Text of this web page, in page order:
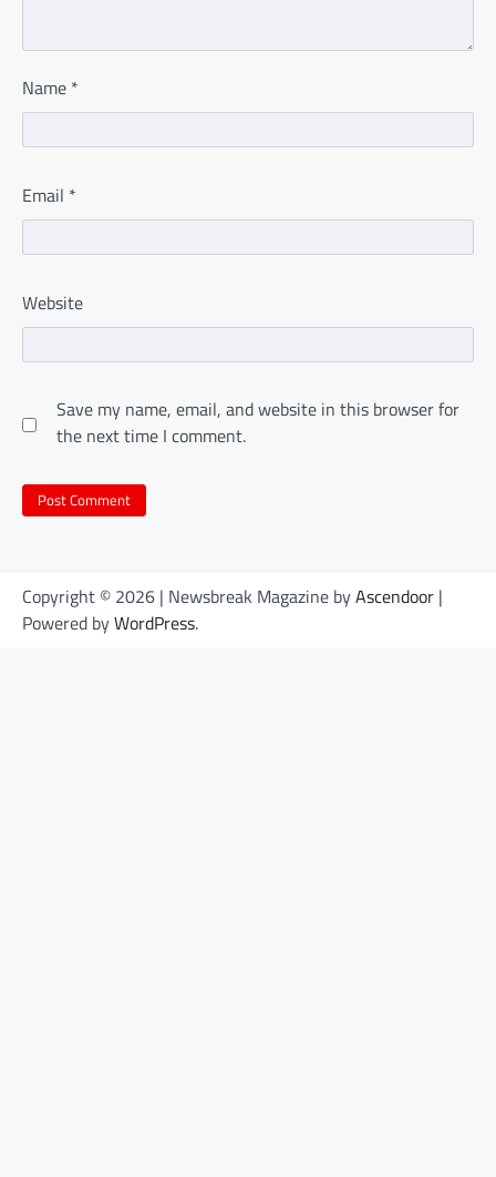
Name *
Email *
Website
Save my name, email, and website in this browser for
the next time I comment.
Copyright © 2026 | Newsbreak Magazine byAscendoor |
Powered byWordPress.